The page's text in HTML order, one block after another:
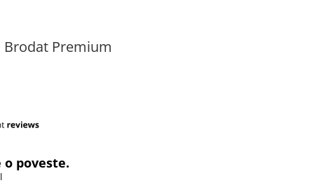
Brodat Premium
poveste.